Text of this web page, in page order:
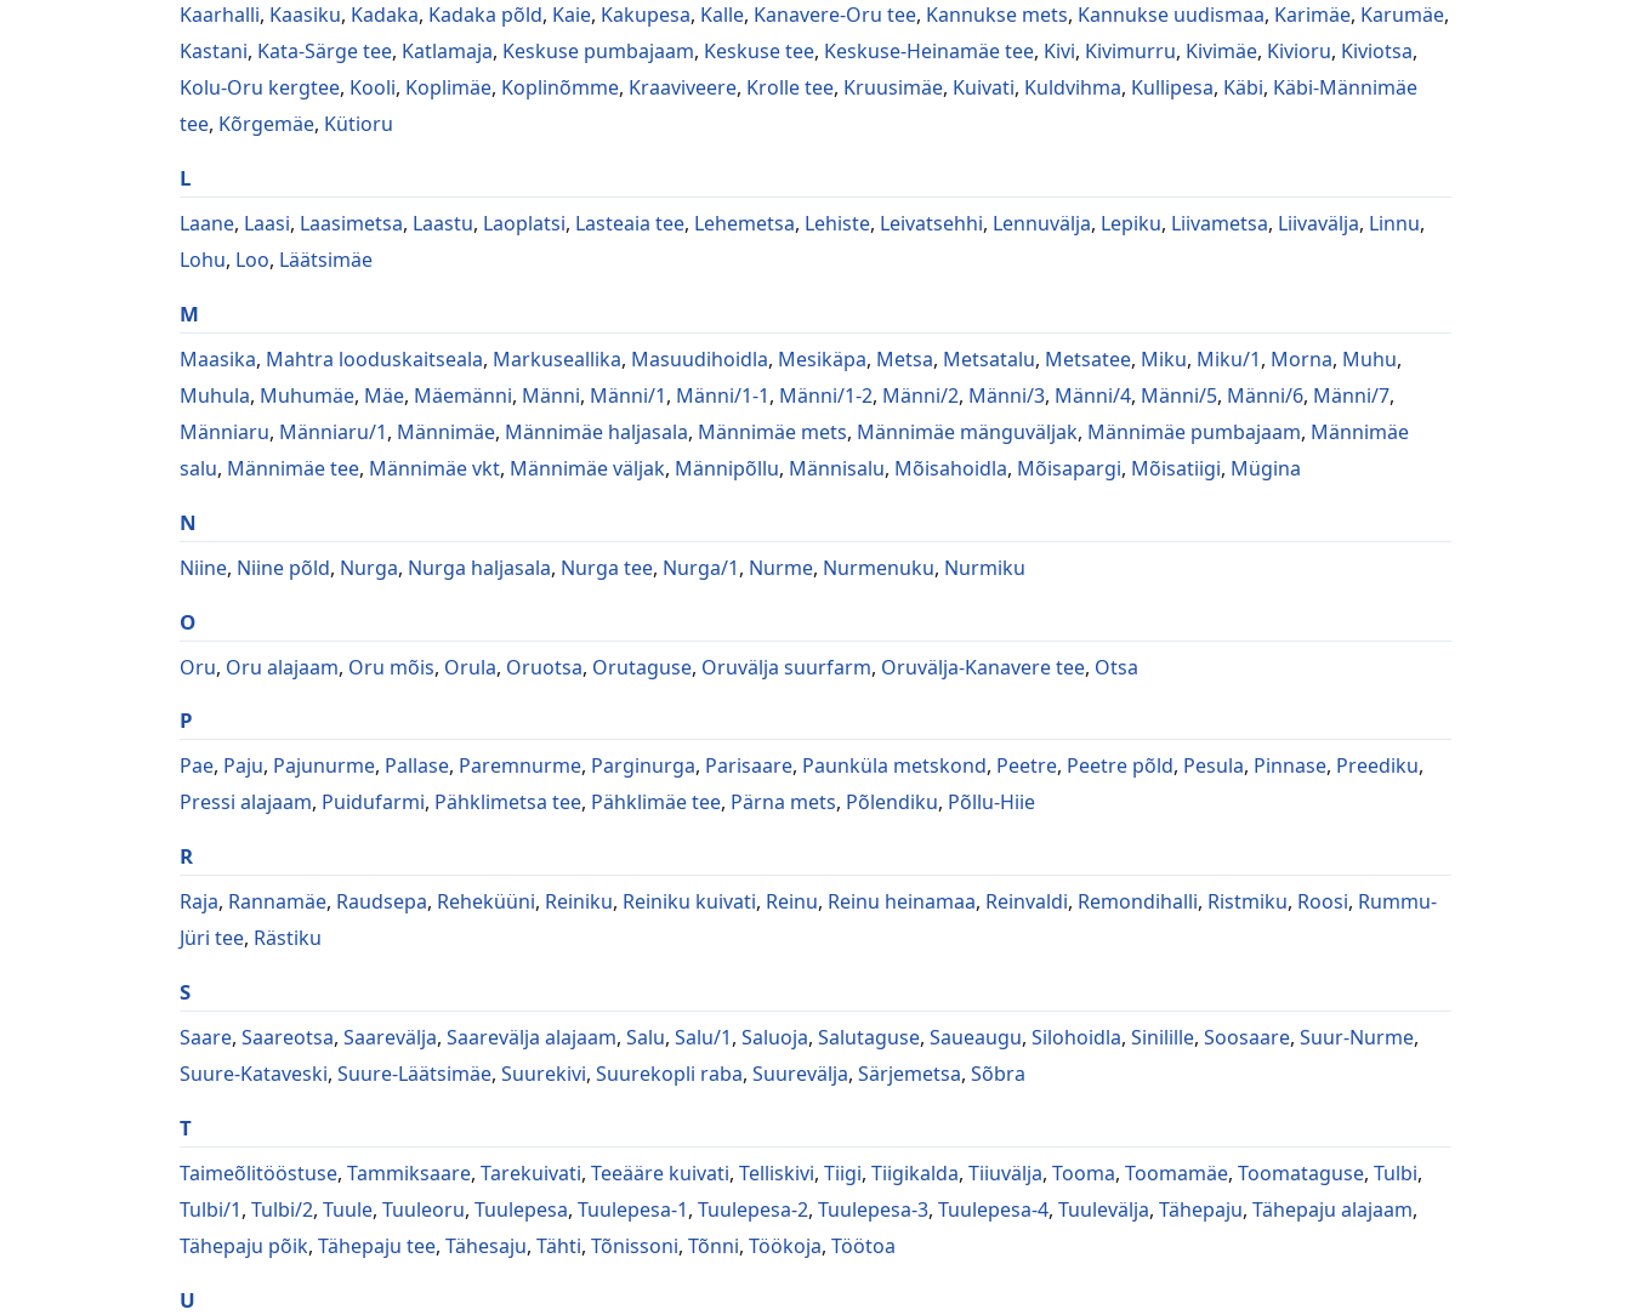
Kaarhalli, Kaasiku, Kadaka, Kadaka põld, Kaie, Kakupesa, Kalle, Kanavere-Oru tee, Kannukse mets, Kannukse uudismaa, Karimäe, Karumäe,
Kastani, Kata-Särge tee, Katlamaja, Keskuse pumbajaam, Keskuse tee, Keskuse-Heinamäe tee, Kivi, Kivimurru, Kivimäe, Kivioru, Kiviotsa,
Kolu-Oru kergtee, Kooli, Koplimäe, Koplinõmme, Kraaviveere, Krolle tee, Kruusimäe, Kuivati, Kuldvihma, Kullipesa, Käbi, Käbi-Männimäe
tee, Kõrgemäe, Kütioru
L
Laane, Laasi, Laasimetsa, Laastu, Laoplatsi, Lasteaia tee, Lehemetsa, Lehiste, Leivatsehhi, Lennuvälja, Lepiku, Liivametsa, Liivavälja, Linnu,
Lohu, Loo, Läätsimäe
M
Maasika, Mahtra looduskaitseala, Markuseallika, Masuudihoidla, Mesikäpa, Metsa, Metsatalu, Metsatee, Miku, Miku/1, Morna, Muhu,
Muhula, Muhumäe, Mäe, Mäemänni, Männi, Männi/1, Männi/1-1, Männi/1-2, Männi/2, Männi/3, Männi/4, Männi/5, Männi/6, Männi/7,
Männiaru, Männiaru/1, Männimäe, Männimäe haljasala, Männimäe mets, Männimäe mänguväljak, Männimäe pumbajaam, Männimäe
salu, Männimäe tee, Männimäe vkt, Männimäe väljak, Männipõllu, Männisalu, Mõisahoidla, Mõisapargi, Mõisatiigi, Mügina
N
Niine, Niine põld, Nurga, Nurga haljasala, Nurga tee, Nurga/1, Nurme, Nurmenuku, Nurmiku
O
Oru, Oru alajaam, Oru mõis, Orula, Oruotsa, Orutaguse, Oruvälja suurfarm, Oruvälja-Kanavere tee, Otsa
P
Pae, Paju, Pajunurme, Pallase, Paremnurme, Parginurga, Parisaare, Paunküla metskond, Peetre, Peetre põld, Pesula, Pinnase, Preediku,
Pressi alajaam, Puidufarmi, Pähklimetsa tee, Pähklimäe tee, Pärna mets, Põlendiku, Põllu-Hiie
R
Raja, Rannamäe, Raudsepa, Reheküüni, Reiniku, Reiniku kuivati, Reinu, Reinu heinamaa, Reinvaldi, Remondihalli, Ristmiku, Roosi, Rummu-
Jüri tee, Rästiku
S
Saare, Saareotsa, Saarevälja, Saarevälja alajaam, Salu, Salu/1, Saluoja, Salutaguse, Saueaugu, Silohoidla, Sinilille, Soosaare, Suur-Nurme,
Suure-Kataveski, Suure-Läätsimäe, Suurekivi, Suurekopli raba, Suurevälja, Särjemetsa, Sõbra
T
Taimeõlitööstuse, Tammiksaare, Tarekuivati, Teeääre kuivati, Telliskivi, Tiigi, Tiigikalda, Tiiuvälja, Tooma, Toomamäe, Toomataguse, Tulbi,
Tulbi/1, Tulbi/2, Tuule, Tuuleoru, Tuulepesa, Tuulepesa-1, Tuulepesa-2, Tuulepesa-3, Tuulepesa-4, Tuulevälja, Tähepaju, Tähepaju alajaam,
Tähepaju põik, Tähepaju tee, Tähesaju, Tähti, Tõnissoni, Tõnni, Töökoja, Töötoa
U